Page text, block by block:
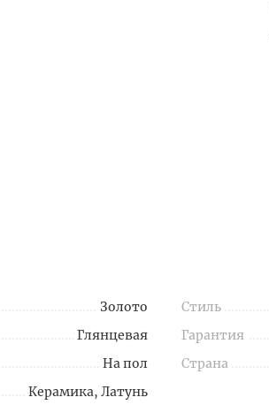
Золото
Глянцевая
На пол
Керамика, Латунь
Стиль
Гарантия
Страна